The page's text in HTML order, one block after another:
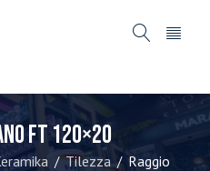
FT 120×20
/ Tilezza / Raggio